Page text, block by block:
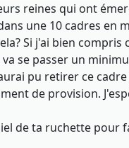
reines qui ont
une 10 cadres en
Si j'ai bien compris
se passer un
pu retirer ce
de provision.
de ta ruchette pour